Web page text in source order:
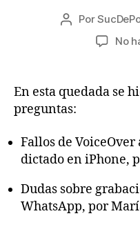
Autor
Por
No
En esta quedada se
preguntas:
Fallos de
dictado en iPhone,
Dudas sobre
WhatsApp, por